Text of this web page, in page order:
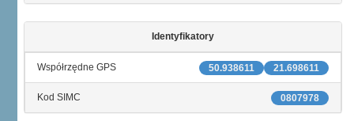
Identyfikatory
21.698611
50.938611
Współrzędne GPS
0807978
Kod SIMC